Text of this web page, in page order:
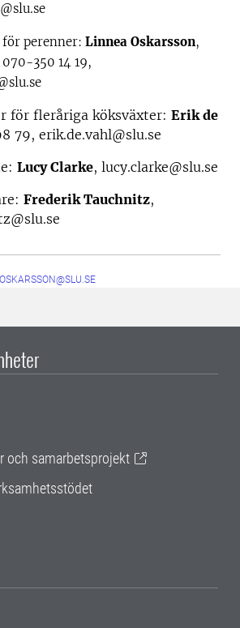
perenner: Linnea Oskarsson,
350 14 19,
för fleråriga köksväxter: Erik de
79, erik.de.vahl@slu.se
Lucy Clarke, lucy.clarke@slu.se
Frederik Tauchnitz,
och samarbetsprojekt